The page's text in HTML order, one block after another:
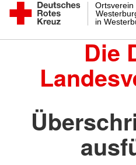
in
Ortsverein
Die